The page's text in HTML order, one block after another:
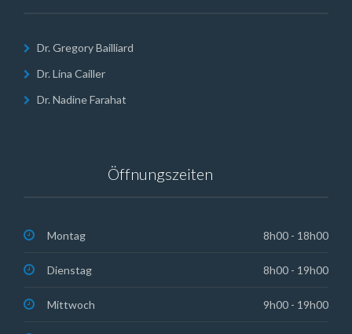
Dr. Gregory Bailliard
Dr. Lina Cailler
Dr. Nadine Farahat
Öffnungszeiten
Montag 8h00 - 18h00
Dienstag 8h00 - 19h00
Mittwoch 9h00 - 19h00